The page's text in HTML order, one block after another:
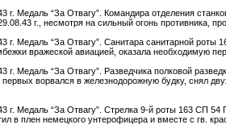
г. Медаль “За Отвагу”. Командира отделения
г., несмотря на сильный огонь противника,
г. Медаль “За Отвагу”. Санитара санитарной
вражеской авиацией, оказала необходимую
г. Медаль “За Отвагу”. Разведчика полковой
ворвался в железнодорожную будку, снял
г. Медаль “За Отвагу”. Стрелка 9-й роты 163 СП
в плен немецкого унтерофицера и вместе с гв.